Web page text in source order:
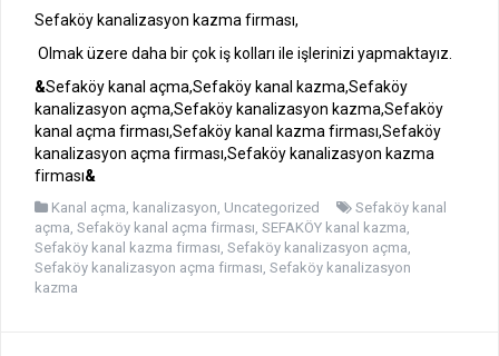
Sefaköy kanalizasyon kazma firması,
Olmak üzere daha bir çok iş kolları ile işlerinizi yapmaktayız.
&Sefaköy kanal açma,Sefaköy kanal kazma,Sefaköy
kanalizasyon açma,Sefaköy kanalizasyon kazma,Sefaköy
kanal açma firması,Sefaköy kanal kazma firması,Sefaköy
kanalizasyon açma firması,Sefaköy kanalizasyon kazma
firması&
Kanal açma kanalizasyon Uncategorized
Sefaköy kanal
açma Sefaköy kanal açma firması SEFAKÖY kanal kazma
Sefaköy kanal kazma firması Sefaköy kanalizasyon açma
Sefaköy kanalizasyon açma firması Sefaköy kanalizasyon
kazma